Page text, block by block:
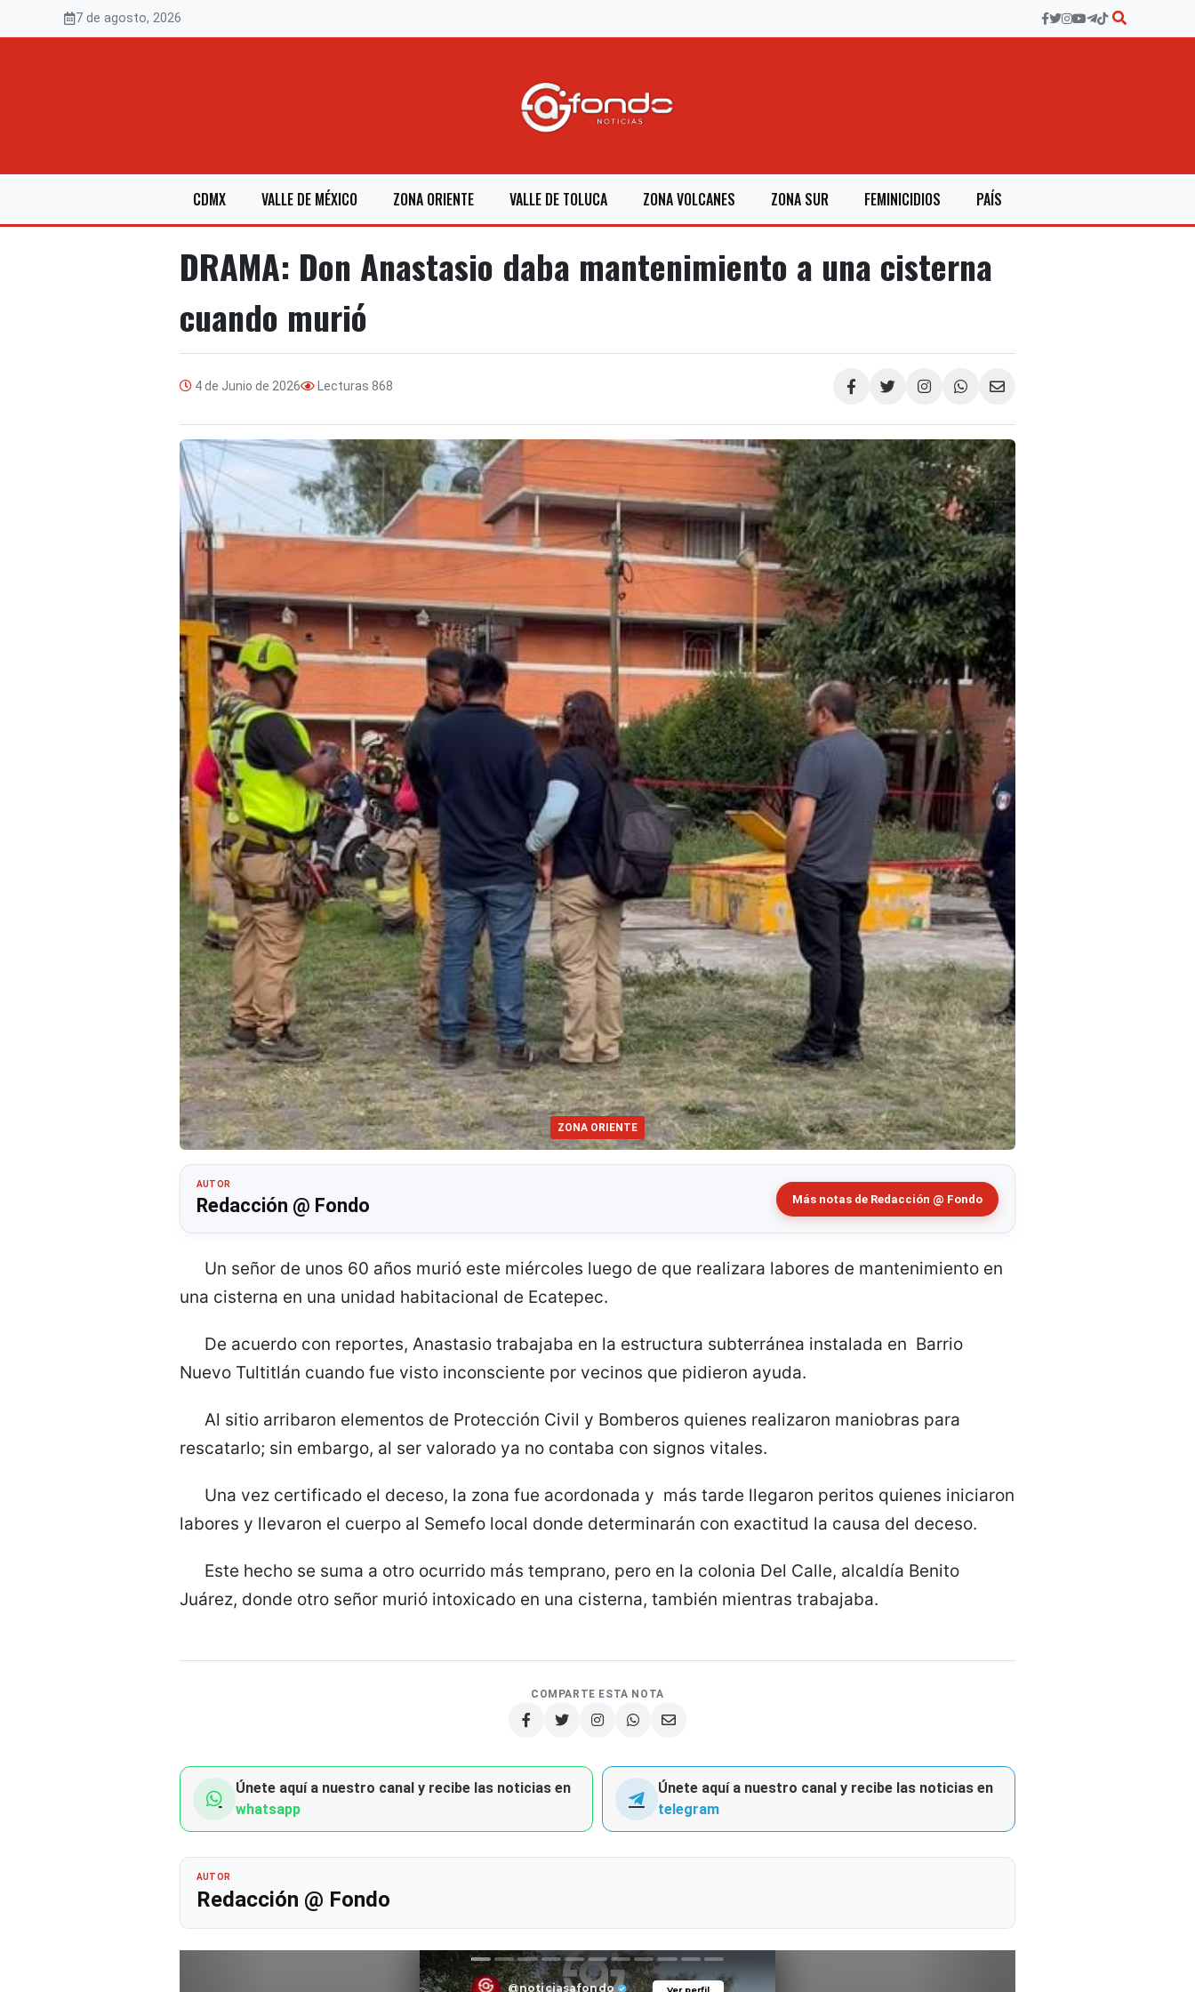
7 de agosto, 2026
CDMX VALLE DE MÉXICO ZONA ORIENTE VALLE DE TOLUCA ZONA VOLCANES ZONA SUR FEMINICIDIOS PAÍS
DRAMA: Don Anastasio daba mantenimiento a una cisterna
cuando murió
4 de Junio de 2026 Lecturas 868
Compartir
ZONA ORIENTE
AUTOR
Redacción @ Fondo Más notas de Redacción @ Fondo
Un señor de unos 60 años murió este miércoles luego de que realizara labores de mantenimiento en
una cisterna en una unidad habitacional de Ecatepec.
De acuerdo con reportes, Anastasio trabajaba en la estructura subterránea instalada en Barrio
Nuevo Tultitlán cuando fue visto inconsciente por vecinos que pidieron ayuda.
Al sitio arribaron elementos de Protección Civil y Bomberos quienes realizaron maniobras para
rescatarlo; sin embargo, al ser valorado ya no contaba con signos vitales.
Una vez certificado el deceso, la zona fue acordonada y más tarde llegaron peritos quienes iniciaron
labores y llevaron el cuerpo al Semefo local donde determinarán con exactitud la causa del deceso.
Este hecho se suma a otro ocurrido más temprano, pero en la colonia Del Calle, alcaldía Benito
Juárez, donde otro señor murió intoxicado en una cisterna, también mientras trabajaba.
COMPARTE ESTA NOTA
Únete aquí a nuestro canal y recibe las noticias en
whatsapp
Únete aquí a nuestro canal y recibe las noticias en
telegram
AUTOR
Redacción @ Fondo
Ver perfil
@noticiasafondo Ver perfil